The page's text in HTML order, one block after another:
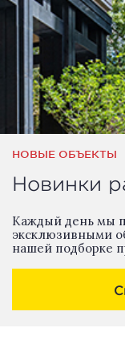
НОВЫЕ ОБЪЕКТЫ
Новинки
Каждый день мы
эксклюзивными
нашей подборке